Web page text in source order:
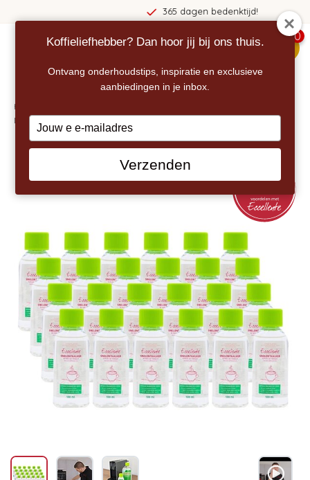
365 dagen bedenktijd!
0
Home
Dolce Gusto & L'OR – 24 x 100 ml
Koffieliefhebber? Dan hoor jij bij ons thuis.
Ontvang onderhoudstips, inspiratie en exclusieve
aanbiedingen in je inbox.
Type
your
email
Verzenden